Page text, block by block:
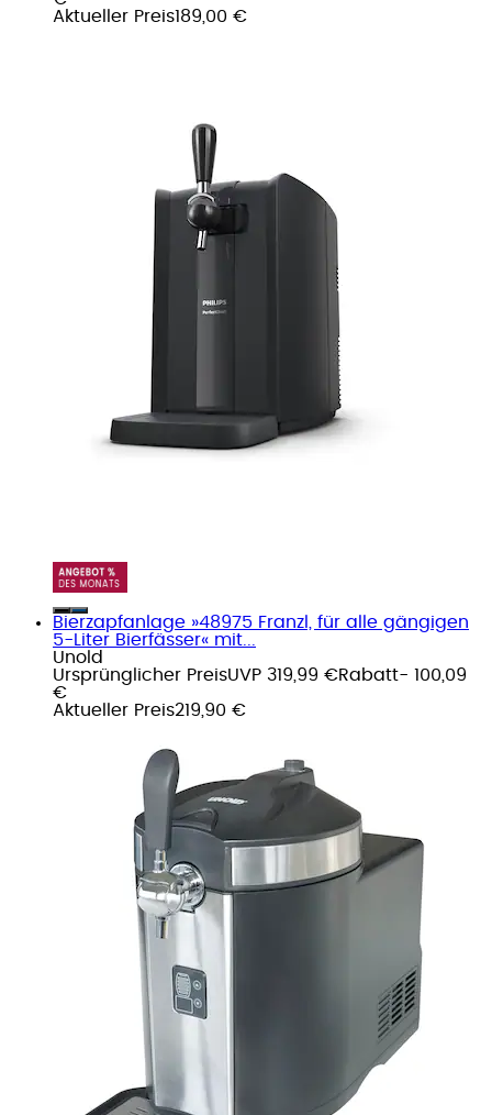
Aktueller Preis189,00 €
Bierzapfanlage »48975 Franzl, für alle gängigen
5-Liter Bierfässer« mit...
Unold
Ursprünglicher PreisUVP 319,99 €Rabatt- 100,09
€
Aktueller Preis219,90 €